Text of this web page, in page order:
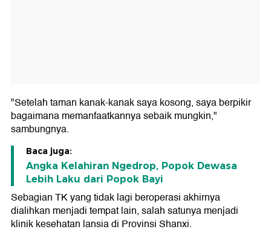
"Setelah taman kanak-kanak saya kosong, saya berpikir
bagaimana memanfaatkannya sebaik mungkin,"
sambungnya.
Baca juga:
Angka Kelahiran Ngedrop, Popok Dewasa
Lebih Laku dari Popok Bayi
Sebagian TK yang tidak lagi beroperasi akhirnya
dialihkan menjadi tempat lain, salah satunya menjadi
klinik kesehatan lansia di Provinsi Shanxi.